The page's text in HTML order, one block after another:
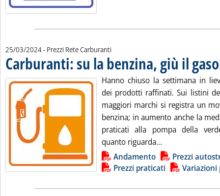
25/03/2024- Prezzi Rete Carburanti
Carburanti: su la benzina, giù il
Hanno chiuso la settimana in
dei prodotti raffinati. Sui listini
maggiori marchi si registra un
benzina; in aumento anche la
praticati alla pompa della
quanto riguarda...
Lista allegati PDF alla notizia
Andamento
Prezzi
Prezzi praticati
Variazioni